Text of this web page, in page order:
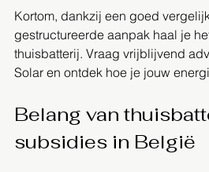
Kortom, dankzij een goed
gestructureerde aanpak haal je
thuisbatterij. Vraag vrijblijvend
Solar en ontdek hoe je jouw
Belang van
subsidies in België